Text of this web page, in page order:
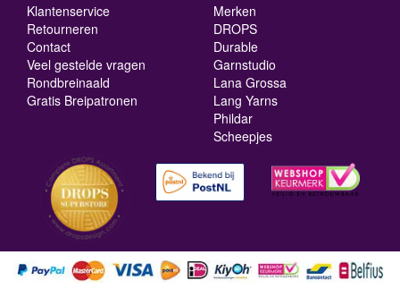
Klantenservice
Retourneren
Contact
Veel gestelde vragen
Rondbreinaald
Gratis Breipatronen
Merken
DROPS
Durable
Garnstudio
Lana Grossa
Lang Yarns
Phildar
Scheepjes